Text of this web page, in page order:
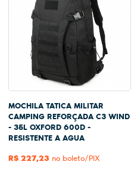
MOCHILA TATICA MILITAR
CAMPING REFORÇADA C3 WIND
- 35L OXFORD 600D -
RESISTENTE A AGUA
R$ 227,23 no boleto/PIX